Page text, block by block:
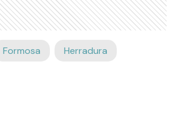
Formosa Herradura